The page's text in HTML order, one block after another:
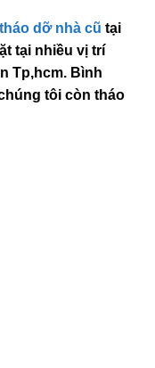
tháo dỡ nhà cũ tại
tại nhiều vị trí
Tp,hcm. Bình
tôi còn tháo